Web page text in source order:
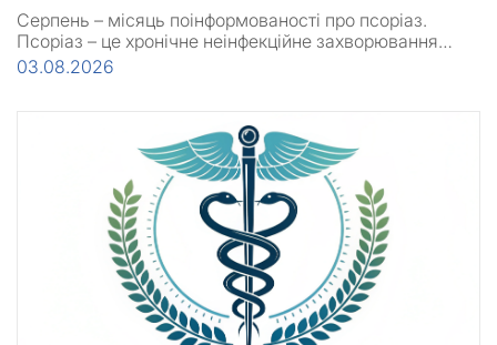
Серпень – місяць поінформованості про псоріаз.
Псоріаз – це хронічне неінфекційне захворювання…
03.08.2026